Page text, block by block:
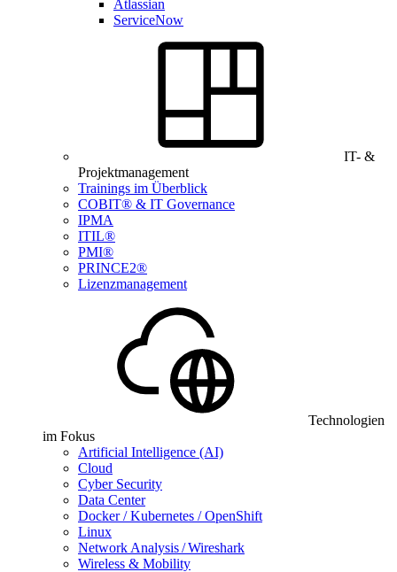
Atlassian
ServiceNow
IT- &
Projektmanagement
Trainings im Überblick
COBIT® & IT Governance
IPMA
ITIL®
PMI®
PRINCE2®
Lizenzmanagement
Technologien
im Fokus
Artificial Intelligence (AI)
Cloud
Cyber Security
Data Center
Docker / Kubernetes / OpenShift
Linux
Network Analysis / Wireshark
Wireless & Mobility